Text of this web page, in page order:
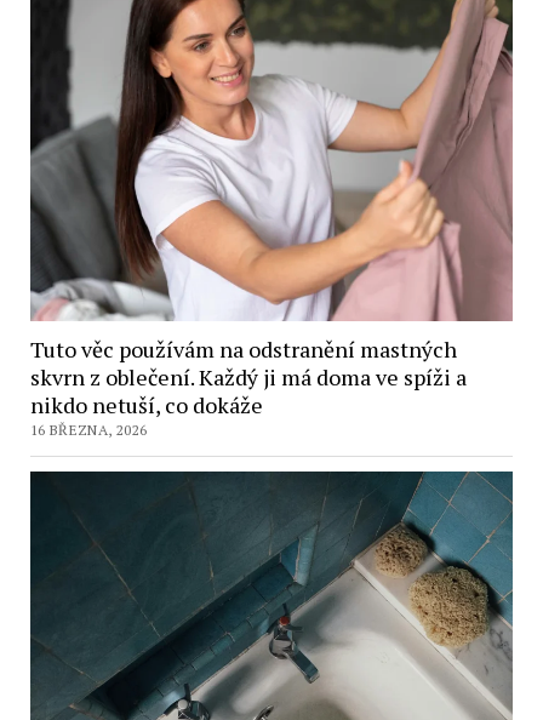
Tuto věc používám na odstranění mastných
skvrn z oblečení. Každý ji má doma ve spíži a
nikdo netuší, co dokáže
16 BŘEZNA, 2026